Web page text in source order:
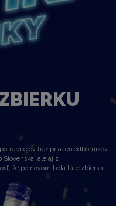
tiež priazeň odborníkov.
Slovenska, ale aj z
že po novom bola táto zbierka